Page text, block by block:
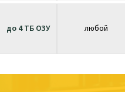
до 4 ТБ ОЗУ любой